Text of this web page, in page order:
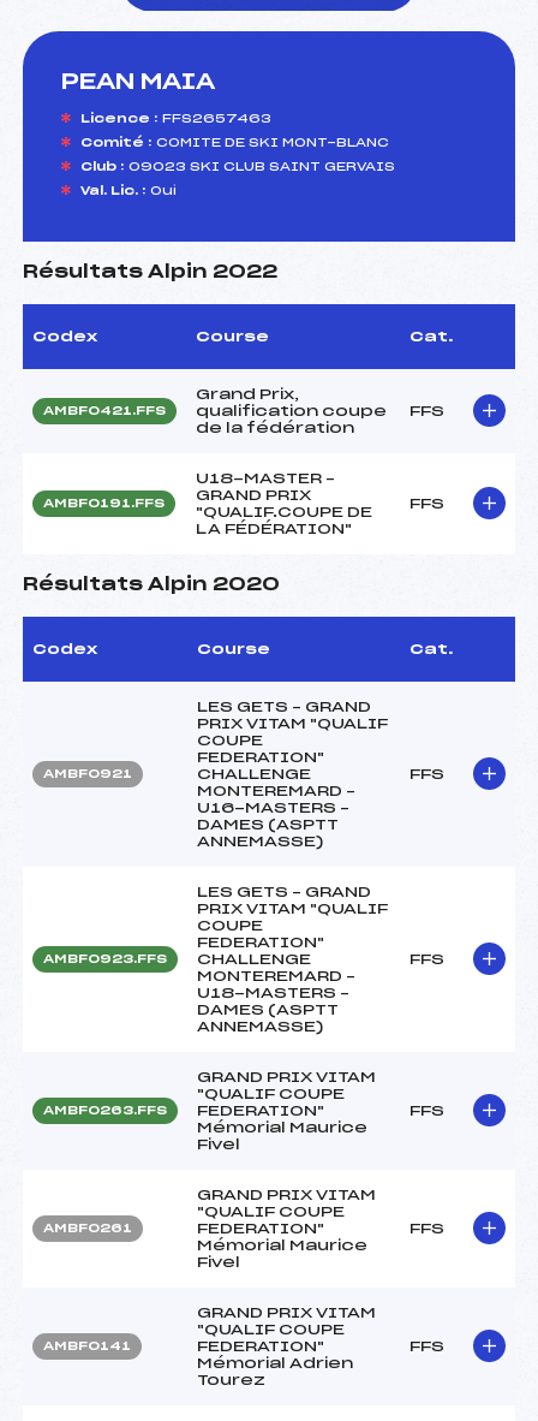
PEAN MAIA
Licence : FFS2657463
Comité : COMITE DE SKI MONT-BLANC
Club : 09023 SKI CLUB SAINT GERVAIS
Val. Lic. : Oui
Résultats Alpin 2022
Codex Course Cat.
AMBF0421.FFS
Grand Prix,
qualification coupe
de la fédération
FFS
AMBF0191.FFS
U18-MASTER –
GRAND PRIX
"QUALIF.COUPE DE
LA FÉDÉRATION"
FFS
Résultats Alpin 2020
Codex Course Cat.
AMBF0921
LES GETS – GRAND
PRIX VITAM "QUALIF
COUPE
FEDERATION"
CHALLENGE
MONTEREMARD –
U16-MASTERS –
DAMES (ASPTT
ANNEMASSE)
FFS
AMBF0923.FFS
LES GETS – GRAND
PRIX VITAM "QUALIF
COUPE
FEDERATION"
CHALLENGE
MONTEREMARD –
U18-MASTERS –
DAMES (ASPTT
ANNEMASSE)
FFS
AMBF0263.FFS
GRAND PRIX VITAM
"QUALIF COUPE
FEDERATION"
Mémorial Maurice
Fivel
FFS
AMBF0261
GRAND PRIX VITAM
"QUALIF COUPE
FEDERATION"
Mémorial Maurice
Fivel
FFS
AMBF0141
GRAND PRIX VITAM
"QUALIF COUPE
FEDERATION"
Mémorial Adrien
Tourez
FFS